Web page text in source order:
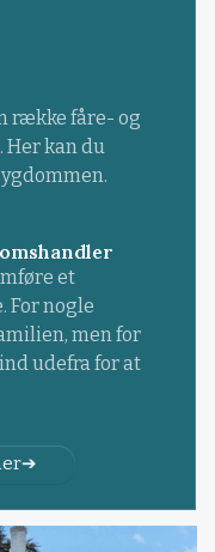
række fåre- og
kan du
et
For nogle
men for
udefra for at